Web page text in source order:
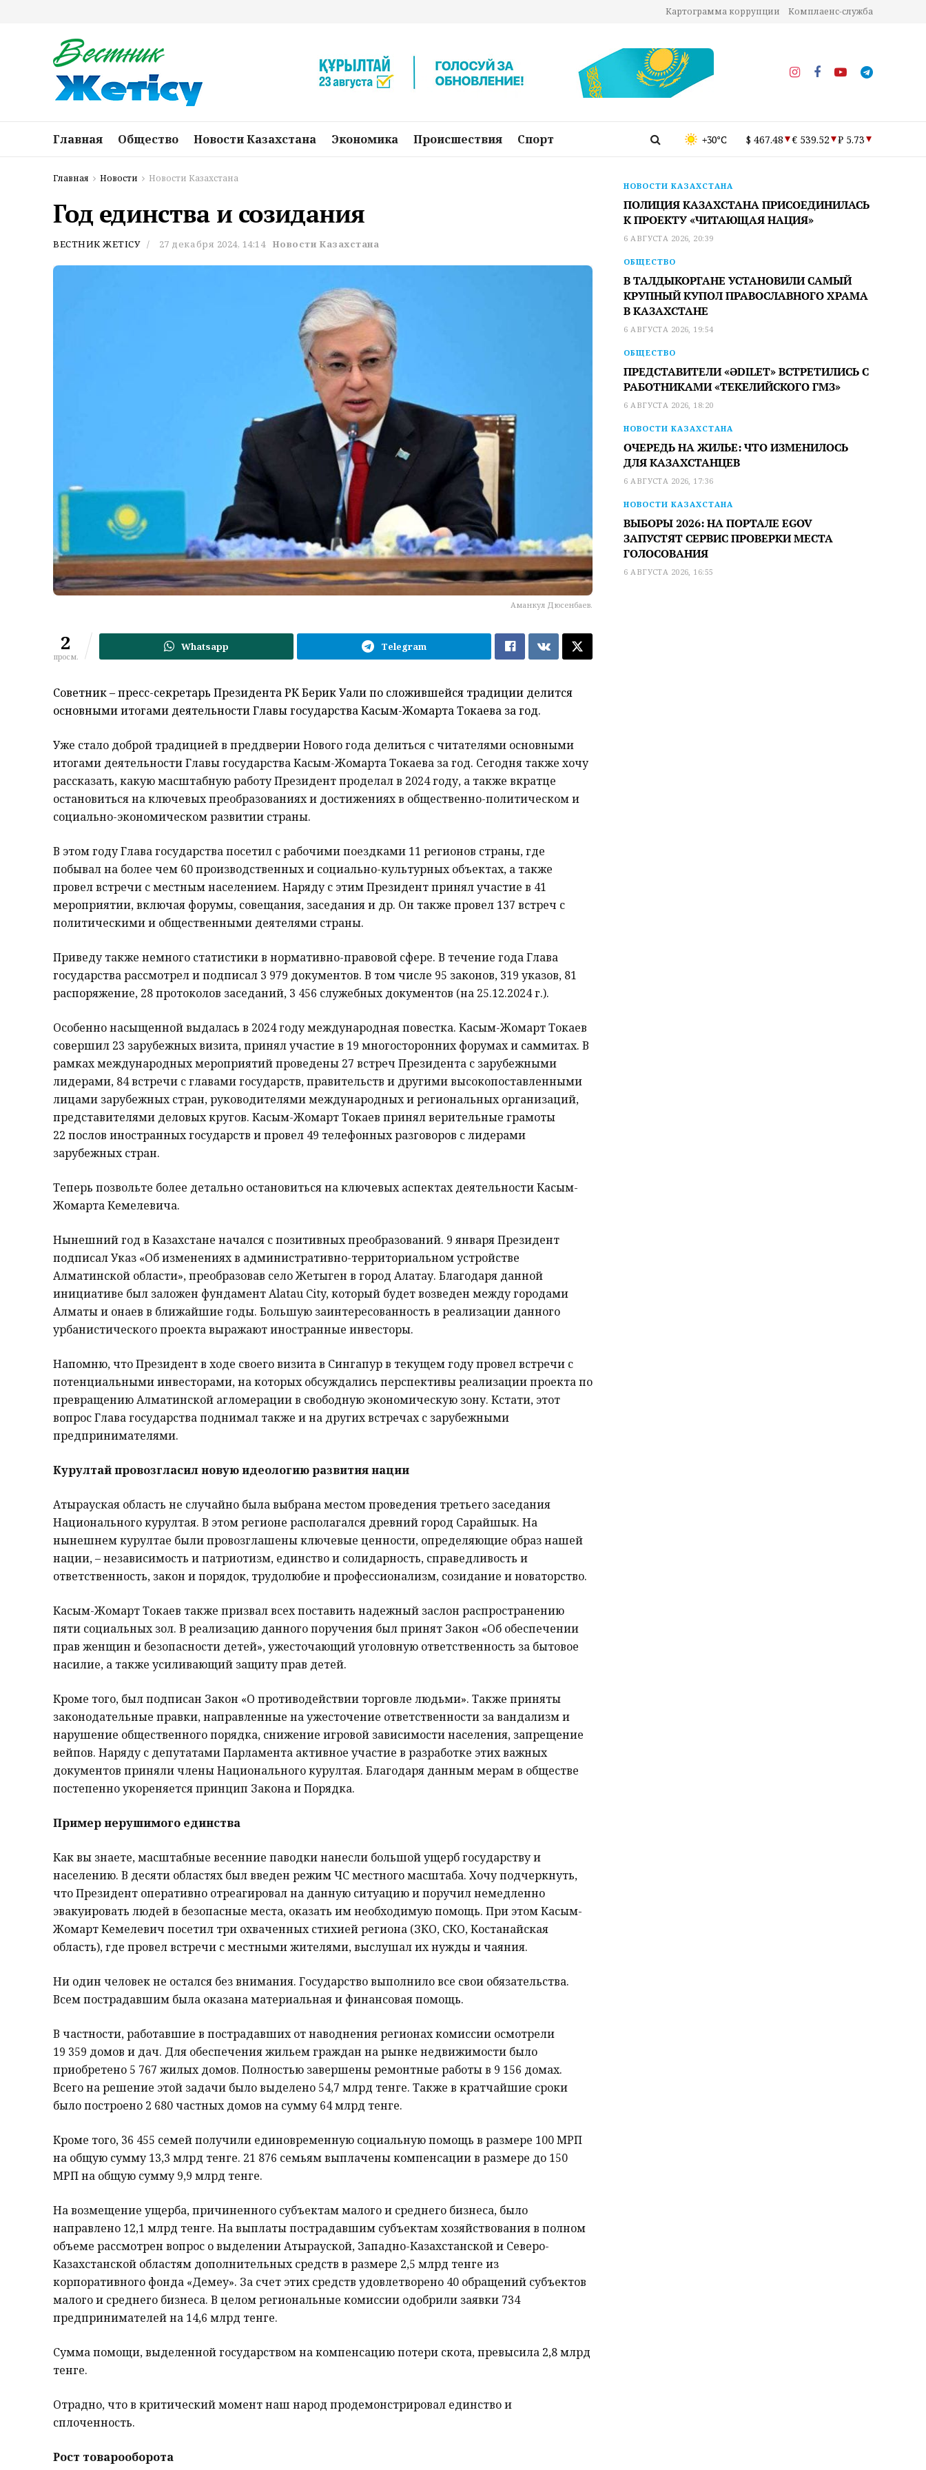
Картограмма коррупции Комплаенс-служба
Главная Общество Новости Казахстана Экономика Происшествия Спорт +30°C $ 467.48 € 539.52 ₽ 5.73
Главная Новости Новости Казахстана
Год единства и созидания
ВЕСТНИК ЖЕТІСУ 27 декабря 2024, 14:14 Новости Казахстана
Аманкул Дюсенбаев.
2
просм.
Whatsapp Telegram
Советник – пресс-секретарь Президента РК Берик Уали по сложившейся традиции делится
основными итогами деятельности Главы государства Касым-Жомарта Токаева за год.
Уже стало доброй традицией в преддверии Нового года делиться­ с читателями основными
итогами деятельности Главы государства Касым-Жомарта Токаева за год. Сегодня также хочу
рассказать, какую масштабную работу Президент проделал в 2024 году, а также вкратце
остановиться на ключевых преобразованиях и достижениях в общественно-политическом и
социально-экономическом развитии страны.
В этом году Глава государства посетил с рабочими поездками 11 регионов страны, где
побывал на более чем 60 производственных и социально-культурных объектах, а также
провел встречи с местным населением. Наряду с этим Президент принял участие в 41
мероприятии, включая форумы, совещания, заседания и др. Он также провел 137 встреч с
политическими и общественными деятелями страны.
Приведу также немного статистики в нормативно-правовой сфере. В течение года Глава
государства рассмотрел и подписал 3 979 документов. В том числе 95 законов, 319 указов, 81
распоряжение, 28 протоколов заседаний, 3 456 служебных документов (на 25.12.2024 г.).
Особенно насыщенной выдалась в 2024 году международная повестка. Касым-Жомарт Токаев
совершил 23 зарубежных визита, принял участие в 19 многосторонних форумах и саммитах. В
рамках международных мероприятий проведены 27 встреч Президента с зарубежными
лидерами, 84 встречи с главами государств, правительств и другими высокопоставленными
лицами зарубежных стран, руководителями международных и региональных организаций,
представителями деловых кругов. Касым-Жомарт Токаев принял верительные грамоты
22 послов иностранных государств и провел 49 телефонных разговоров с лидерами
зарубежных стран.
Теперь позвольте более детально остановиться на ключевых аспектах деятельности Касым-
Жомарта Кемелевича.
Нынешний год в Казахстане начался с позитивных преобразований. 9 января Президент
подписал Указ «Об измене­ниях в административно-территориальном устройстве
Алматинской области», преобразовав село Жетыген в город Алатау. Благодаря данной
инициативе был заложен фундамент Alatau City, который будет возведен между городами
Алматы и Қонаев в ближайшие годы. Большую заинтересованность в реализации данного
урбанистического проекта выражают иностранные инвесторы.
Напомню, что Президент в ходе своего визита в Сингапур в текущем году провел встречи с
потенциальными инвесторами, на которых обсуждались перспективы реализации проекта по
превращению Алматинской агломерации в свободную экономическую зону. Кстати, этот
вопрос Глава государства поднимал также и на других встречах с зарубежными
предпринимателями.
Курултай провозгласил новую идеологию развития нации
Атырауская область не случайно была выбрана местом проведения третьего заседания
Национального курултая. В этом регионе располагался древний город Сарайшык. На
нынешнем курултае были провозглашены ключевые ценности, определяющие образ нашей
нации, – независимость и патриотизм, единство и солидарность, справедливость и
ответственность, закон и порядок, трудолюбие и профессионализм, созидание и новаторство.
Касым-Жомарт Токаев также призвал всех поставить надежный заслон распространению
пяти социальных зол. В реализацию данного поручения был принят Закон «Об обеспечении
прав женщин и безопасности детей», ужесточающий уголовную ответственность за бытовое
насилие, а также усиливающий защиту прав детей.
Кроме того, был подписан Закон «О противодействии торговле людьми». Также приняты
законодательные правки, направленные на ужесточение ответственности за вандализм и
нарушение общественного порядка, снижение игровой зависимости населения, запрещение
вейпов. Наряду с депутатами Парламента активное участие в разработке этих важных
документов приняли члены Национального курултая. Благодаря данным мерам в обществе
постепенно укореняется принцип Закона и Порядка.
Пример нерушимого единства
Как вы знаете, масштабные весенние паводки нанесли большой ущерб государству и
населению. В десяти областях был введен режим ЧС местного масштаба. Хочу подчеркнуть,
что Президент оперативно отреагировал на данную ситуацию и поручил немедленно
эвакуировать людей в безопасные места, оказать им необходимую помощь. При этом Касым-
Жомарт Кемелевич посетил три охваченных стихией региона (ЗКО, СКО, Костанайская
область), где провел встречи с местными жителями, выслушал их нужды и чаяния.
Ни один человек не остался без внимания. Государство выполнило все свои обязательства.
Всем пострадавшим была оказана материальная и финансовая помощь.
В частности, работавшие в пострадавших от наводнения регионах комиссии осмотрели
19 359 домов и дач. Для обеспечения жильем граждан на рынке недвижимости было
приобретено 5 767 жилых домов. Полностью завершены ремонтные работы в 9 156 домах.
Всего на решение этой задачи было выделено 54,7 млрд тенге. Также в кратчайшие сроки
было построено 2 680 частных домов на сумму 64 млрд тенге.
Кроме того, 36 455 семей получили единовременную социальную помощь в размере 100 МРП
на общую сумму 13,3 млрд тенге. 21 876 семьям выплачены компенсации в размере до 150
МРП на общую сумму 9,9 млрд тенге.
На возмещение ущерба, причиненного субъектам малого и среднего бизнеса, было
направлено 12,1 млрд тенге. На выплаты пострадавшим субъектам хозяйствования в полном
объеме рассмотрен вопрос о выделении Атырауской, Западно-Казахстанской и Северо-
Казахстанской областям дополнительных средств в размере 2,5 млрд тенге из
корпоративного фонда «Демеу». За счет этих средств удовлетворено 40 обращений субъектов
малого и среднего бизнеса. В целом региональные комиссии одобрили заявки 734
предпринимателей на 14,6 млрд тенге.
Сумма помощи, выделенной государством на компенсацию потери скота, превысила 2,8 млрд
тенге.
Отрадно, что в критический момент наш народ продемонстрировал единство и
сплоченность.
Рост товарооборота
НОВОСТИ КАЗАХСТАНА
ПОЛИЦИЯ КАЗАХСТАНА ПРИСОЕДИНИЛАСЬ
К ПРОЕКТУ «ЧИТАЮЩАЯ НАЦИЯ»
6 АВГУСТА 2026, 20:39
ОБЩЕСТВО
В ТАЛДЫКОРГАНЕ УСТАНОВИЛИ САМЫЙ
КРУПНЫЙ КУПОЛ ПРАВОСЛАВНОГО ХРАМА
В КАЗАХСТАНЕ
6 АВГУСТА 2026, 19:54
ОБЩЕСТВО
ПРЕДСТАВИТЕЛИ «ӘDILET» ВСТРЕТИЛИСЬ С
РАБОТНИКАМИ «ТЕКЕЛИЙСКОГО ГМЗ»
6 АВГУСТА 2026, 18:20
НОВОСТИ КАЗАХСТАНА
ОЧЕРЕДЬ НА ЖИЛЬЕ: ЧТО ИЗМЕНИЛОСЬ
ДЛЯ КАЗАХСТАНЦЕВ
6 АВГУСТА 2026, 17:36
НОВОСТИ КАЗАХСТАНА
ВЫБОРЫ 2026: НА ПОРТАЛЕ EGOV
ЗАПУСТЯТ СЕРВИС ПРОВЕРКИ МЕСТА
ГОЛОСОВАНИЯ
6 АВГУСТА 2026, 16:55